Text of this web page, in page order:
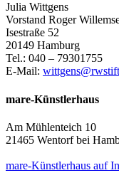
Julia Wittgens
Vorstand Roger
Isestraße 52
20149 Hamburg
Tel.: 040 – 79301755
E-Mail:
mare-Künstlerhaus
Am Mühlenteich 10
21465 Wentorf bei
mare-Künstlerhaus auf